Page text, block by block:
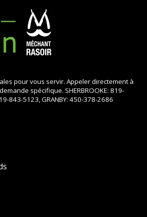
pour vous servir. Appeler directement à
spécifique. SHERBROOKE: 819-
843-5123, GRANBY: 450-378-2686